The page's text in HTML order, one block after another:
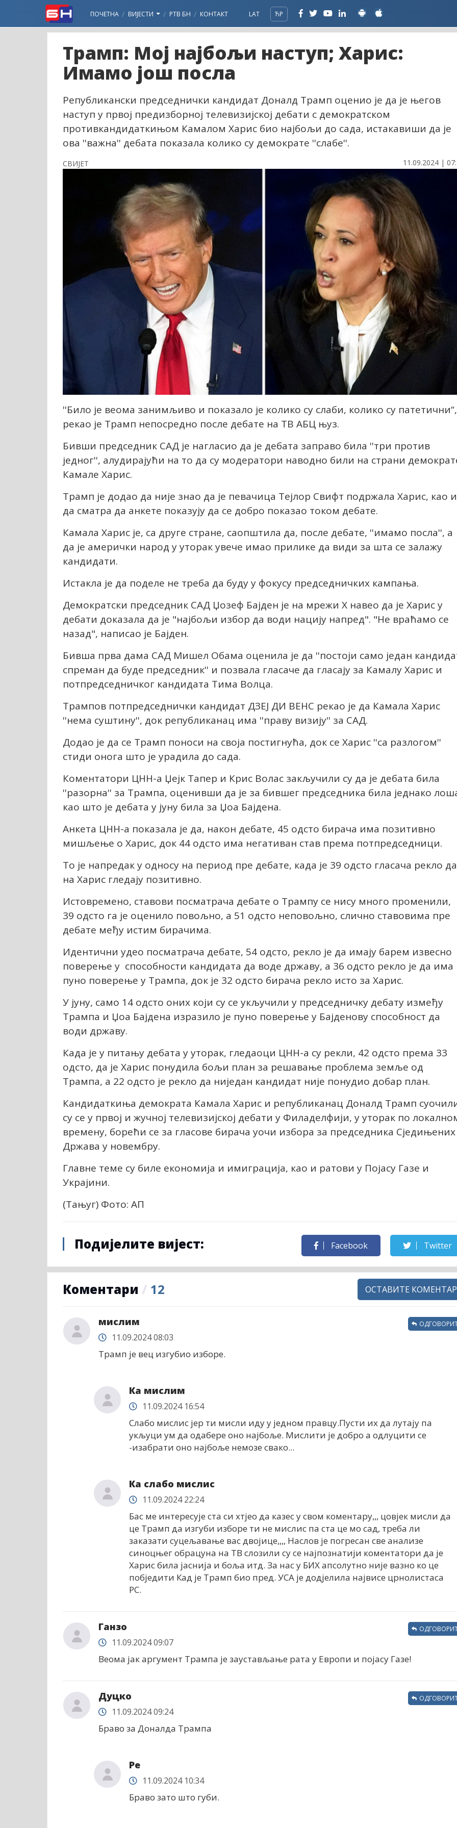
ПОЧЕТНА ВИЈЕСТИ РТВ БН КОНТАКТ LAT ЋР
Трамп: Мој најбољи наступ; Харис:
Имамо још посла
Републикански председнички кандидат Доналд Трамп оценио је да је његов
наступ у првој предизборној телевизијској дебати с демократском
противкандидаткињом Камалом Харис био најбољи до сада, истакавиши да је
ова ''важна'' дебата показала колико су демократе ''слабе''.
СВИЈЕТ 11.09.2024 |
''Било је веома занимљиво и показало је колико су слаби, колико су патетични“,
рекао је Трамп непосредно после дебате на ТВ АБЦ њуз.
Бивши председник САД је нагласио да је дебата заправо била ''три против
једног'', алудирајући на то да су модератори наводно били на страни
Камале Харис.
Трамп је додао да није знао да је певачица Тејлор Свифт подржала Харис, као и
да сматра да анкете показују да се добро показао током дебате.
Камала Харис је, са друге стране, саопштила да, после дебате, ''имамо посла'', а
да је амерички народ у уторак увече имао прилике да види за шта се залажу
кандидати.
Истакла је да поделе не треба да буду у фокусу председничких кампања.
Демократски председник САД Џозеф Бајден је на мрежи X навео да је Харис у
дебати доказала да је "најбољи избор да води нацију напред". "Не враћамо се
назад", написао је Бајден.
Бивша прва дама САД Мишел Обама оценила је да ''постоји само један
спреман да буде председник'' и позвала гласаче да гласају за Камалу Харис и
потпредседничког кандидата Тима Волца.
Трампов потпредседнички кандидат ДЗЕЈ ДИ ВЕНС рекао је да Камала Харис
''нема суштину'', док републиканац има ''праву визију'' за САД.
Додао је да се Трамп поноси на своја постигнућа, док се Харис ''са разлогом''
стиди онога што је урадила до сада.
Коментатори ЦНН-а Џејк Тапер и Крис Волас закључили су да је дебата била
''разорна'' за Трампа, оценивши да је за бившег председника била једнако
као што је дебата у јуну била за Џоа Бајдена.
Анкета ЦНН-а показала је да, након дебате, 45 одсто бирача има позитивно
мишљење о Харис, док 44 одсто има негативан став према потпредседници.
То је напредак у односу на период пре дебате, када је 39 одсто гласача рекло да
на Харис гледају позитивно.
Истовремено, ставови посматрача дебате о Трампу се нису много променили,
39 одсто га је оценило повољно, а 51 одсто неповољно, слично ставовима пре
дебате међу истим бирачима.
Идентични удео посматрача дебате, 54 одсто, рекло је да имају барем извесно
поверење у способности кандидата да воде државу, а 36 одсто рекло је да има
пуно поверење у Трампа, док је 32 одсто бирача рекло исто за Харис.
У јуну, само 14 одсто оних који су се укључили у председничку дебату између
Трампа и Џоа Бајдена изразило је пуно поверење у Бајденову способност да
води државу.
Када је у питању дебата у уторак, гледаоци ЦНН-а су рекли, 42 одсто према 33
одсто, да је Харис понудила бољи план за решавање проблема земље од
Трампа, а 22 одсто је рекло да ниједан кандидат није понудио добар план.
Кандидаткиња демократа Камала Харис и републиканац Доналд Трамп
су се у првој и жучној телевизијској дебати у Филаделфији, у уторак по
времену, борећи се за гласове бирача уочи избора за председника Сједињених
Држава у новембру.
Главне теме су биле економија и имиграција, као и ратови у Појасу Газе и
Украјини.
(Тањуг) Фото: АП
Подијелите вијест: Facebook Twitter
Коментари / 12 ОСТАВИТЕ КОМЕНТАР
мислим
11.09.2024 08:03
Трамп је вец изгубио изборе.
Ка мислим
11.09.2024 16:54
Слабо мислис јер ти мисли иду у једном правцу.Пусти их да лутају па
укљуци ум да одабере оно најбоље. Мислити је добро а одлуцити се
-изабрати оно најбоље немозе свако...
Ка слабо мислис
11.09.2024 22:24
Бас ме интересује ста си хтјео да казес у свом коментару,,, цовјек мисли да
це Трамп да изгуби изборе ти не мислис па ста це мо сад, треба ли
заказати суцељавање вас двојице,,,, Наслов је погресан све анализе
синоцњег обрацуна на ТВ слозили су се најпознатији коментатори да је
Харис била јаснија и боља итд. За нас у БИХ апсолутно није вазно ко це
побједити Кад је Трамп био пред. УСА је додјелила највисе црнолистаса
РС.
Ганзо
11.09.2024 09:07
Веома јак аргумент Трампа је заустављање рата у Европи и појасу Газе!
Дуцко
11.09.2024 09:24
Браво за Доналда Трампа
Ре
11.09.2024 10:34
Браво зато што губи.